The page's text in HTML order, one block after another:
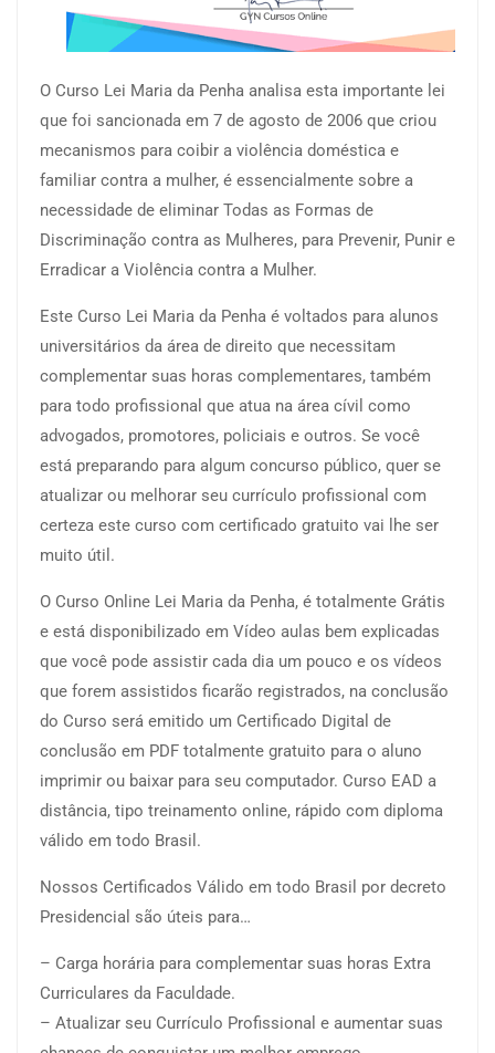
O Curso Lei Maria da Penha analisa esta importante lei
que foi sancionada em 7 de agosto de 2006 que criou
mecanismos para coibir a violência doméstica e
familiar contra a mulher, é essencialmente sobre a
necessidade de eliminar Todas as Formas de
Discriminação contra as Mulheres, para Prevenir, Punir e
Erradicar a Violência contra a Mulher.
Este Curso Lei Maria da Penha é voltados para alunos
universitários da área de direito que necessitam
complementar suas horas complementares, também
para todo profissional que atua na área cívil como
advogados, promotores, policiais e outros. Se você
está preparando para algum concurso público, quer se
atualizar ou melhorar seu currículo profissional com
certeza este curso com certificado gratuito vai lhe ser
muito útil.
O Curso Online Lei Maria da Penha, é totalmente Grátis
e está disponibilizado em Vídeo aulas bem explicadas
que você pode assistir cada dia um pouco e os vídeos
que forem assistidos ficarão registrados, na conclusão
do Curso será emitido um Certificado Digital de
conclusão em PDF totalmente gratuito para o aluno
imprimir ou baixar para seu computador. Curso EAD a
distância, tipo treinamento online, rápido com diploma
válido em todo Brasil.
Nossos Certificados Válido em todo Brasil por decreto
Presidencial são úteis para…
– Carga horária para complementar suas horas Extra
Curriculares da Faculdade.
– Atualizar seu Currículo Profissional e aumentar suas